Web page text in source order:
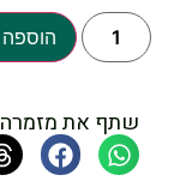
שתף את מזמרה ARS 120-EU